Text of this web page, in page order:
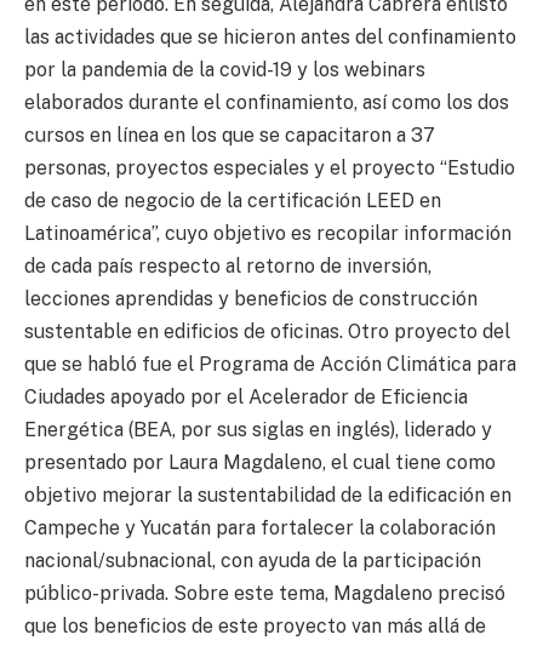
las actividades que se hicieron antes del confinamiento
por la pandemia de la covid-19 y los webinars
elaborados durante el confinamiento, así como los dos
cursos en línea en los que se capacitaron a 37
personas, proyectos especiales y el proyecto “Estudio
de caso de negocio de la certificación LEED en
Latinoamérica”, cuyo objetivo es recopilar información
de cada país respecto al retorno de inversión,
lecciones aprendidas y beneficios de construcción
sustentable en edificios de oficinas. Otro proyecto del
que se habló fue el Programa de Acción Climática para
Ciudades apoyado por el Acelerador de Eficiencia
Energética (BEA, por sus siglas en inglés), liderado y
presentado por Laura Magdaleno, el cual tiene como
objetivo mejorar la sustentabilidad de la edificación en
Campeche y Yucatán para fortalecer la colaboración
nacional/subnacional, con ayuda de la participación
público-privada. Sobre este tema, Magdaleno precisó
que los beneficios de este proyecto van más allá de